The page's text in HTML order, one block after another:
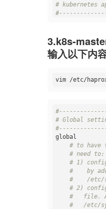
# kubernetes
bind
option
server
# collection
listen
stats
bind
stats
stats
stats
stats
uri
3.k8s-
输入以下内
# Global
global
# to have
    # need to:
# 1)
#    by
#    /
# 2)
#   file.
#   /etc/